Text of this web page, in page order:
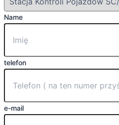
Name
telefon
e-mail